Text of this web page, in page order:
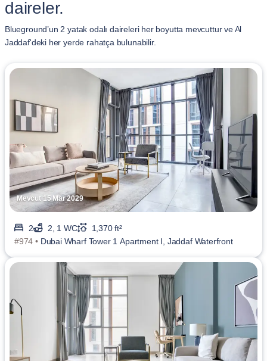
daireler.
Blueground’un 2 yatak odalı daireleri her boyutta mevcuttur ve Al
Jaddaf'deki her yerde rahatça bulunabilir.
Mevcut 15 Mar 2029
2 2, 1 WC
1,370 ft²
#974 •
Dubai Wharf Tower 1 Apartment I, Jaddaf Waterfront